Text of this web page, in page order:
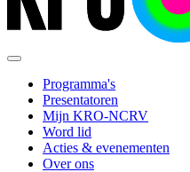
Programma's
Presentatoren
Mijn KRO-NCRV
Word lid
Acties & evenementen
Over ons